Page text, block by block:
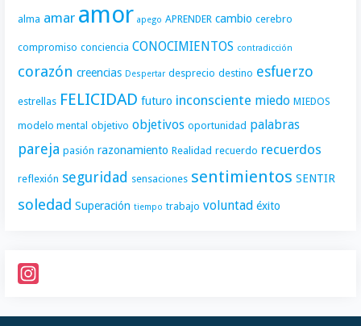
alma amar amor apego APRENDER cambio cerebro
compromiso conciencia CONOCIMIENTOS contradicción
corazón creencias Despertar desprecio destino esfuerzo
estrellas FELICIDAD futuro inconsciente miedo MIEDOS
modelo mental objetivo objetivos oportunidad palabras
pareja pasión razonamiento Realidad recuerdo recuerdos
reflexión seguridad sensaciones sentimientos SENTIR
soledad Superación tiempo trabajo voluntad éxito
n